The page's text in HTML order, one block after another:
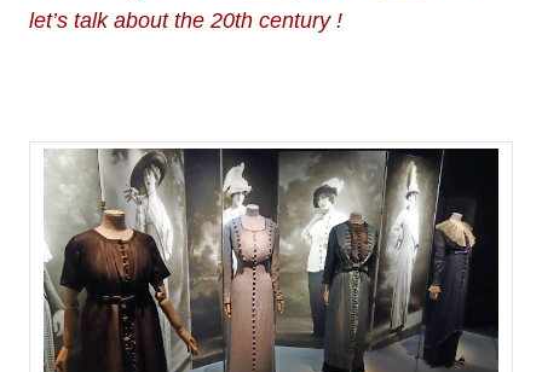
let’s talk about the 20th century !